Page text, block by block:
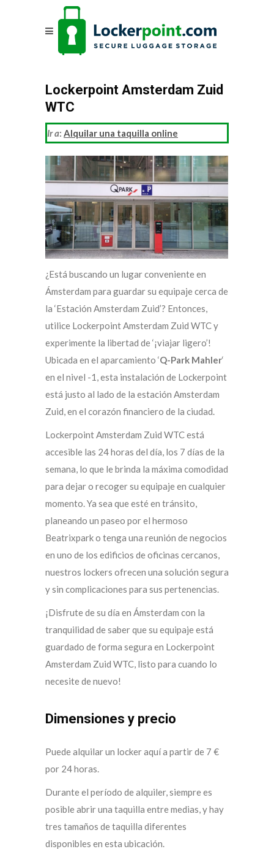
Lockerpoint Amsterdam Zuid
WTC
Ir a: Alquilar una taquilla online
¿Está buscando un lugar conveniente en
Ámsterdam para guardar su equipaje cerca de
la ‘Estación Amsterdam Zuid’? Entonces,
utilice Lockerpoint Amsterdam Zuid WTC y
experimente la libertad de ‘¡viajar ligero’!
Ubicada en el aparcamiento ‘Q-Park Mahler‘
en el nivel -1, esta instalación de Lockerpoint
está justo al lado de la estación Amsterdam
Zuid, en el corazón financiero de la ciudad.
Lockerpoint Amsterdam Zuid WTC está
accesible las 24 horas del día, los 7 días de la
semana, lo que le brinda la máxima comodidad
para dejar o recoger su equipaje en cualquier
momento. Ya sea que esté en tránsito,
planeando un paseo por el hermoso
Beatrixpark o tenga una reunión de negocios
en uno de los edificios de oficinas cercanos,
nuestros lockers ofrecen una solución segura
y sin complicaciones para sus pertenencias.
¡Disfrute de su día en Ámsterdam con la
tranquilidad de saber que su equipaje está
guardado de forma segura en Lockerpoint
Amsterdam Zuid WTC, listo para cuando lo
necesite de nuevo!
Dimensiones y precio
Puede alquilar un locker aquí a partir de 7 €
por 24 horas.
Durante el período de alquiler, siempre es
posible abrir una taquilla entre medias, y hay
tres tamaños de taquilla diferentes
disponibles en esta ubicación.